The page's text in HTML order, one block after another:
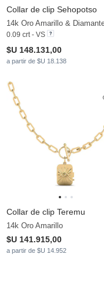
Collar de clip Sehopotso
0.09 crt - VS
$U 148.131,00
a partir de $U 18.138
Collar de clip Teremu
14k Oro Amarillo
$U 141.915,00
a partir de $U 14.952